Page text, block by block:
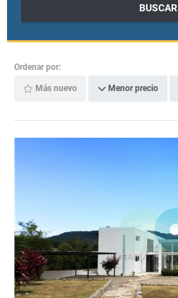
BUSCAR
Ordenar por:
Más nuevo Menor precio